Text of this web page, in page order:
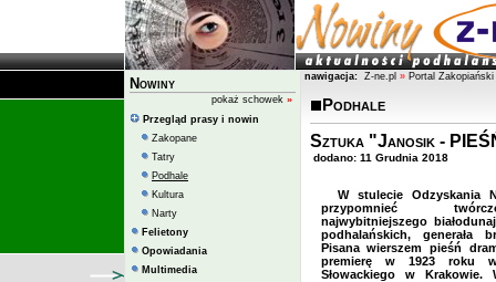
Nowiny
pokaż schowek »
Przegląd prasy i nowin
Zakopane
Tatry
Podhale
Kultura
Narty
Felietony
Opowiadania
Multimedia
nawigacja: Z-ne.pl » Portal Zakopiański
Podhale
Sztuka "Janosik -
dodano: 11 Grudnia 2018
W stulecie Odzyskania
przypomnieć
najwybitniejszego
podhalańskich, generała
Pisana wierszem pieśń
premierę w 1923 roku
Słowackiego w Krakowie.